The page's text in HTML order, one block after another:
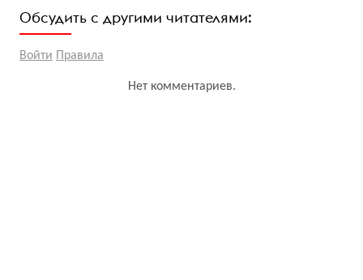
Обсудить с другими читателями:
Войти Правила
Нет комментариев.